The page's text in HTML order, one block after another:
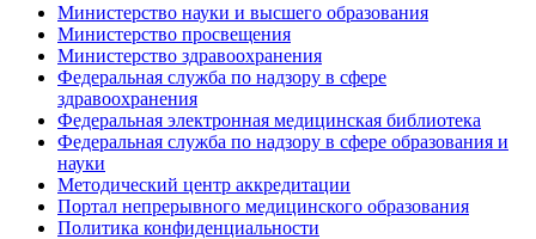
Министерство науки и высшего образования
Министерство просвещения
Министерство здравоохранения
Федеральная служба по надзору в сфере
здравоохранения
Федеральная электронная медицинская библиотека
Федеральная служба по надзору в сфере образования и
науки
Методический центр аккредитации
Портал непрерывного медицинского образования
Политика конфиденциальности